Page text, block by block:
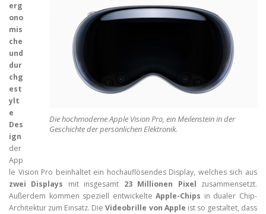
Die hochmoderne Apple Vision Pro, ein Meilenstein in der
Geschichte der persönlichen Elektronik.
erg
ono
mis
che
und
dur
chg
est
ylt
e
Des
ign
der
App
le Vision Pro beinhaltet ein hochauflösendes Display, welches sich aus
zwei Displays mit insgesamt 23 Millionen Pixel zusammensetzt.
Außerdem kommen speziell entwickelteApple-Chips in dualer Chip-
Architektur zum Einsatz. DieVideobrille von Apple ist so gestaltet, dass